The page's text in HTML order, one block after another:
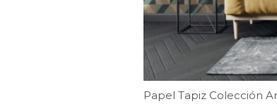
Papel Tapiz Colección